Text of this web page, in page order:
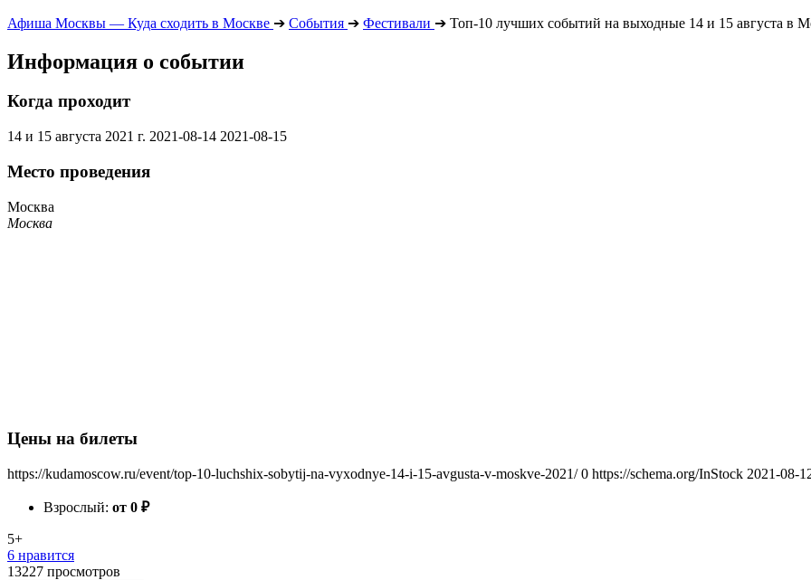
Афиша Москвы — Куда сходить в Москве ➔ События ➔ Фестивали ➔ Топ-10 лучших событий на выходные 14 и 15 августа в
Информация о событии
Когда проходит
14 и 15 августа 2021 г. 2021-08-14 2021-08-15
Место проведения
Москва
Москва
Цены на билеты
https://kudamoscow.ru/event/top-10-luchshix-sobytij-na-vyxodnye-14-i-15-avgusta-v-moskve-2021/ 0 https://schema.org/InStock 2021-08-
Взрослый: от 0 ₽
5+
6 нравится
13227 просмотров